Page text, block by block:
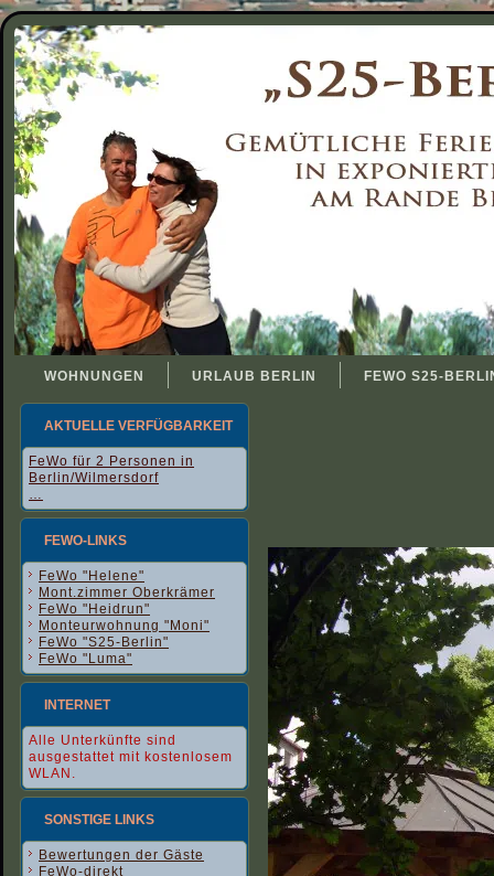
WOHNUNGEN URLAUB BERLIN FEWO S25-
AKTUELLE VERFÜGBARKEIT
FeWo für 2 Personen in
Berlin/Wilmersdorf
…
FEWO-LINKS
FeWo "Helene"
Mont.zimmer Oberkrämer
FeWo "Heidrun"
Monteurwohnung "Moni"
FeWo "S25-Berlin"
FeWo "Luma"
INTERNET
Alle Unterkünfte sind
ausgestattet mit kostenlosem
WLAN.
SONSTIGE LINKS
Bewertungen der Gäste
FeWo-direkt